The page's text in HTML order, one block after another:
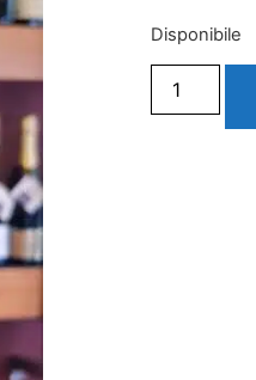
Disponibile